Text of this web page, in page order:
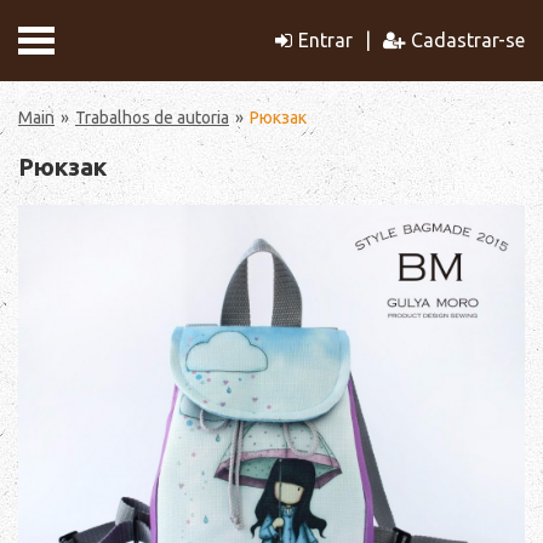
Entrar Cadastrar-se
Main Trabalhos de autoria Рюкзак
Рюкзак